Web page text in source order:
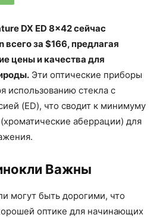
DX ED 8×42 сейчас
всего за $166, предлагая
цены и качества для
Эти оптические приборы
использованию стекла с
(ED), что сводит к минимуму
аберрации) для
Важны
могут быть дорогими, что
оптике для начинающих